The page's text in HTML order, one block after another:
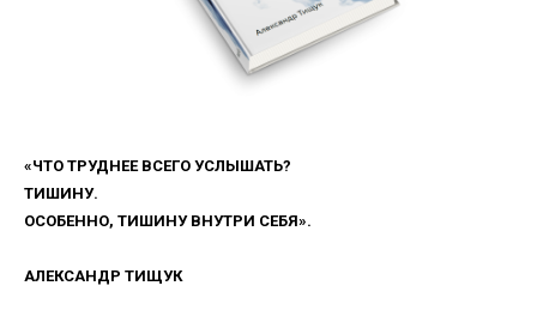
«ЧТО ТРУДНЕЕ ВСЕГО УСЛЫШАТЬ?
ТИШИНУ.
ОСОБЕННО, ТИШИНУ ВНУТРИ СЕБЯ».
АЛЕКСАНДР ТИЩУК